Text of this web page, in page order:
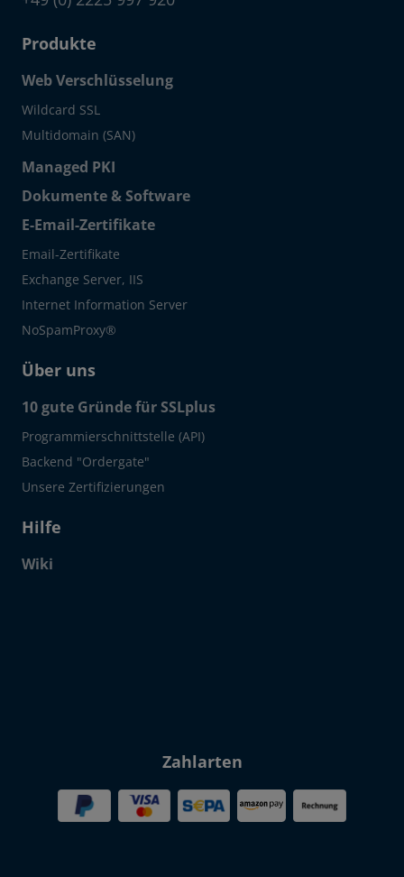
Produkte
Web Verschlüsselung
Wildcard SSL
Multidomain (SAN)
Managed PKI
Dokumente & Software
E-Email-Zertifikate
Email-Zertifikate
Exchange Server, IIS
Internet Information Server
NoSpamProxy®
Über uns
10 gute Gründe für SSLplus
Programmierschnittstelle (API)
Backend "Ordergate"
Unsere Zertifizierungen
Hilfe
Wiki
Zahlarten